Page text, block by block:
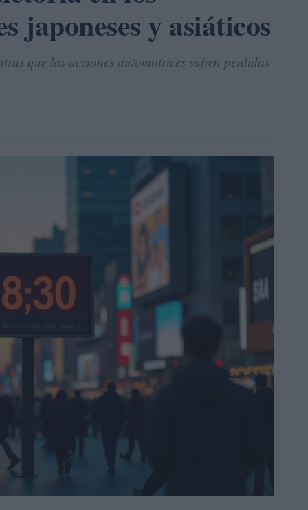
japoneses y asiáticos
que las acciones automotrices sufren pérdidas